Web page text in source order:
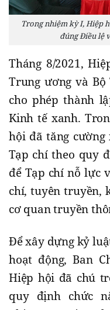
Trong nhiệm kỳ I, Hiệp
đúng Điều lệ
Tháng 8/2021,
Trung ương và
cho phép thành
Kinh tế xanh.
hội đã tăng
Tạp chí theo quy
để Tạp chí nỗ lực
chí, tuyên truyền,
cơ quan truyền
Để xây dựng kỷ
hoạt động, Ban
Hiệp hội đã chú
quy định chức